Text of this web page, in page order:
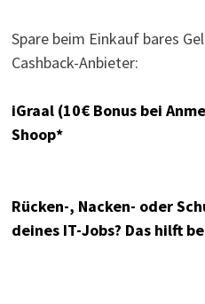
Spare beim Einkauf bares
Cashback-Anbieter:
iGraal (10€ Bonus bei
Shoop*
Rücken-, Nacken- oder
deines IT-Jobs? Das hilft